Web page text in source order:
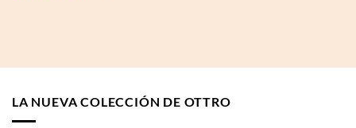
LA NUEVA COLECCIÓN DE OTTRO